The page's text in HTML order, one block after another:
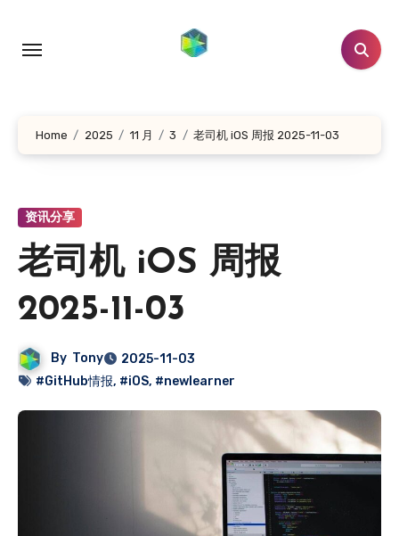
Home 2025 11 月 3 老司机 iOS 周报 2025-11-03
资讯分享
老司机 iOS 周报
2025-11-03
By Tony
2025-11-03
#GitHub情报, #iOS, #newlearner